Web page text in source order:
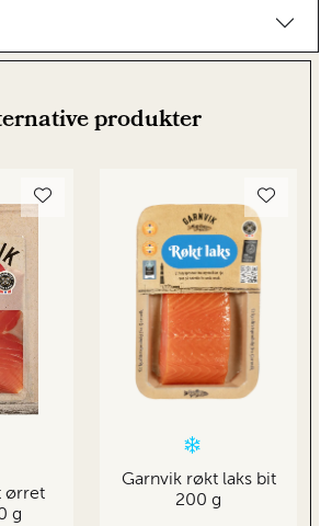
produkter
ørret
g
Garnvik røkt laks bit
200 g